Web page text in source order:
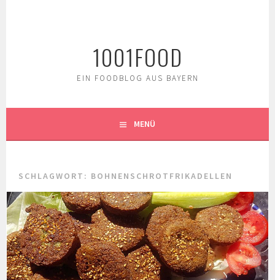
1001FOOD
EIN FOODBLOG AUS BAYERN
MENÜ
SCHLAGWORT: BOHNENSCHROTFRIKADELLEN